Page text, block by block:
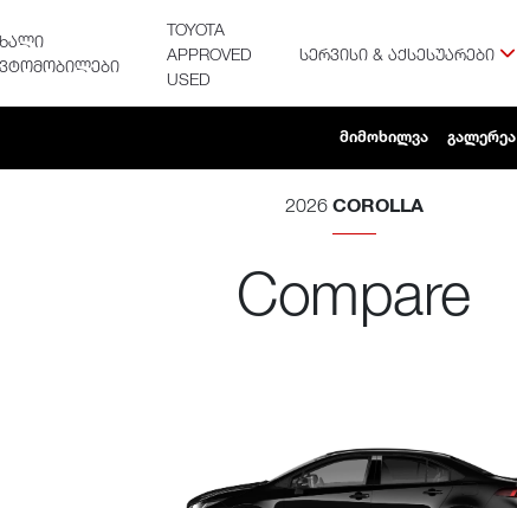
TOYOTA
APPROVED
USED
ᲡᲔᲠᲕᲘᲡᲘ & ᲐᲥᲡᲔᲡᲣᲐᲠᲔᲑᲘ
ᲛᲘᲛᲝᲮᲘᲚᲕᲐ ᲒᲐᲚᲔᲠᲔᲐ
2026 COROLLA
Compare